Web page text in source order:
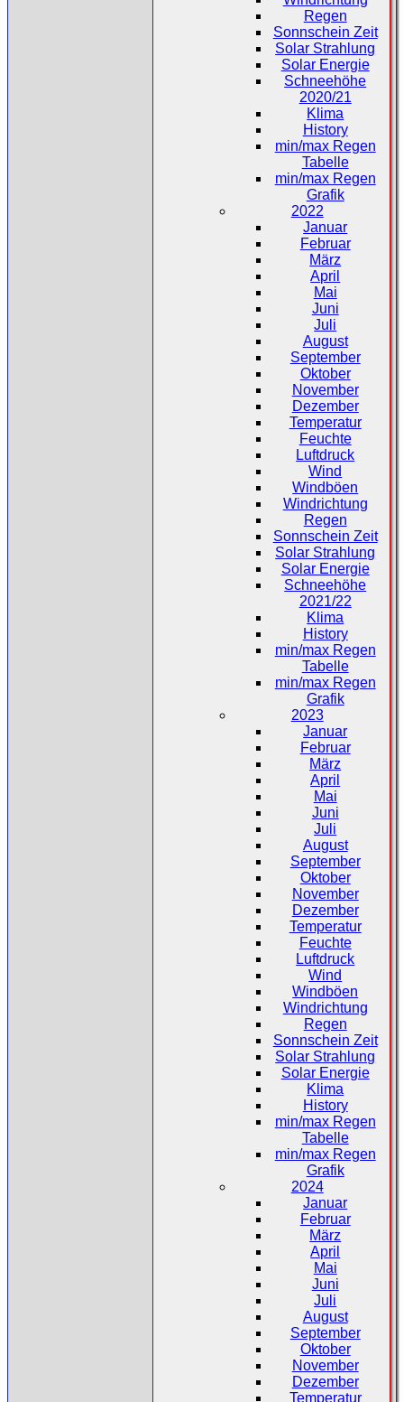
Regen
Sonnschein Zeit
Solar Strahlung
Solar Energie
Schneehöhe
2020/21
Klima
History
min/max Regen
Tabelle
min/max Regen
Grafik
2022
Januar
Februar
März
April
Mai
Juni
Juli
August
September
Oktober
November
Dezember
Temperatur
Feuchte
Luftdruck
Wind
Windböen
Windrichtung
Regen
Sonnschein Zeit
Solar Strahlung
Solar Energie
Schneehöhe
2021/22
Klima
History
min/max Regen
Tabelle
min/max Regen
Grafik
2023
Januar
Februar
März
April
Mai
Juni
Juli
August
September
Oktober
November
Dezember
Temperatur
Feuchte
Luftdruck
Wind
Windböen
Windrichtung
Regen
Sonnschein Zeit
Solar Strahlung
Solar Energie
Klima
History
min/max Regen
Tabelle
min/max Regen
Grafik
2024
Januar
Februar
März
April
Mai
Juni
Juli
August
September
Oktober
November
Dezember
Temperatur